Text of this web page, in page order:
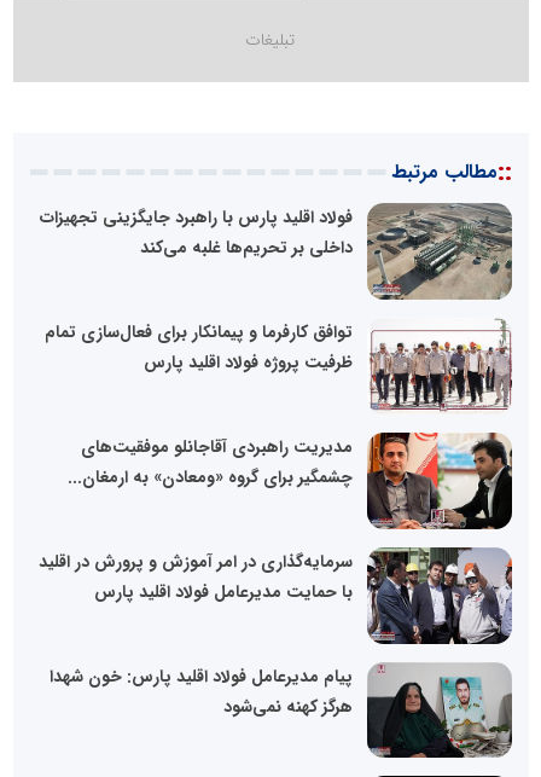
::مطالب مرتبط
فولاد اقلید پارس با راهبرد جایگزینی تجهیزات
داخلی بر تحریم‌ها غلبه می‌کند
توافق کارفرما و پیمانکار برای فعال‌سازی تمام
ظرفیت پروژه فولاد اقلید پارس
مدیریت راهبردی آقاجانلو موفقیت‌های
چشمگیر برای گروه «ومعادن» به ارمغان...
سرمایه‌گذاری در امر آموزش و پرورش در اقلید
با حمایت مدیرعامل فولاد اقلید پارس
پیام مدیرعامل فولاد اقلید پارس: خون شهدا
هرگز کهنه نمی‌شود